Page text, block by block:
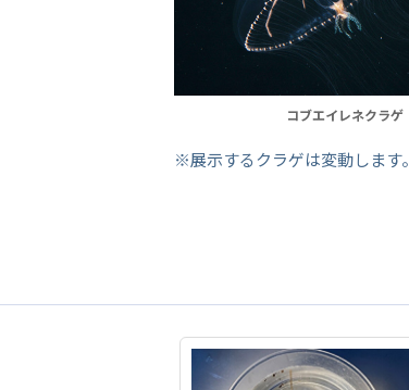
コブエイレネクラゲ
※展示するクラゲは変動します。